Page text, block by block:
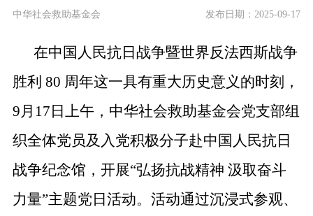
中华社会救助基金会 发布日期：2025-09-17
在中国人民抗日战争暨世界反法西斯战争
胜利 80 周年这一具有重大历史意义的时刻，
9月17日上午，中华社会救助基金会党支部组
织全体党员及入党积极分子赴中国人民抗日
战争纪念馆，开展“弘扬抗战精神 汲取奋斗
力量”主题党日活动。活动通过沉浸式参观、